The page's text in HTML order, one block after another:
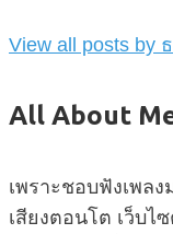
View all posts by
All About
เพราะชอบฟังเพล
เสียงตอนโต เว็บไ